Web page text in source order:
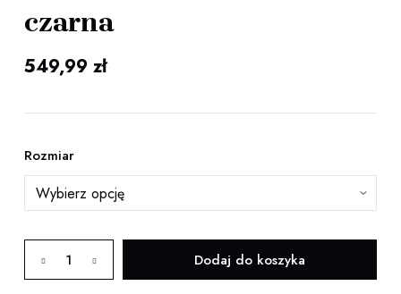
czarna
549,99 zł
Rozmiar
Sukienka
Dodaj do koszyka